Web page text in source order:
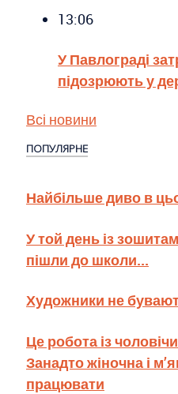
13:06
У Павлограді
підозрюють у
Всі новини
ПОПУЛЯРНЕ
Найбільше диво в
У той день із
пішли до школи...
Художники не
Це робота із
Занадто жіночна і
працювати